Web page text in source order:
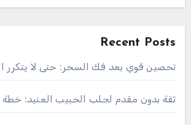
Recent Posts
تحصين قوي بعد فك السحر: حتى لا يتكرر
ثقة بدون مقدم لجلب الحبيب العنيد: